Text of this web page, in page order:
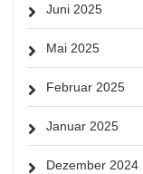
Juni 2025
Mai 2025
Februar 2025
Januar 2025
Dezember 2024